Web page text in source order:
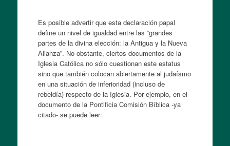
Es posible advertir que esta declaración papal
define un nivel de igualdad entre las “grandes
partes de la divina elección: la Antigua y la Nueva
Alianza”. No obstante, ciertos documentos de la
Iglesia Católica no sólo cuestionan este estatus
sino que también colocan abiertamente al judaísmo
en una situación de inferioridad (incluso de
rebeldía) respecto de la Iglesia. Por ejemplo, en el
documento de la Pontificia Comisión Bíblica -ya
citado- se puede leer: